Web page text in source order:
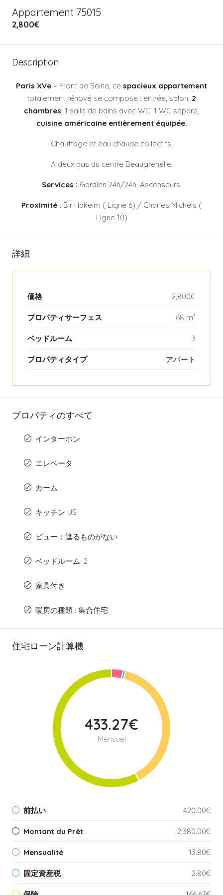
Appartement 75015
2,800€
Description
Paris XVe – Front de Seine, ce spacieux appartement
totalement rénové se compose : entrée, salon, 2
chambres , 1 salle de bains avec WC, 1 WC séparé,
cuisine américaine entièrement équipée.
Chauffage et eau chaude collectifs.
A deux pas du centre Beaugrenelle.
Services : Gardien 24h/24h. Ascenseurs.
Proximité : Bir Hakeim ( Ligne 6) / Charles Michels (
Ligne 10)
詳細
価格 2,800€
プロパティサーフェス 68 m²
ベッドルーム 3
プロパティタイプ アパート
プロパティのすべて
インターホン
エレベータ
カーム
キッチン US
ビュー：遮るものがない
ベッドルーム: 2
家具付き
暖房の種類 : 集合住宅
住宅ローン計算機
433.27€
Mensuel
前払い 420.00€
Montant du Prêt 2,380.00€
Mensualité 13.80€
固定資産税 2.80€